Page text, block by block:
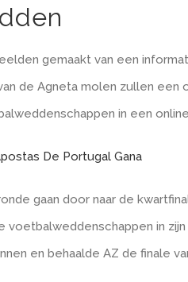
gemaakt van een
de Agneta molen zullen
in een
De Portugal Gana
gaan door naar de
voetbalweddenschappen in
en behaalde AZ de finale